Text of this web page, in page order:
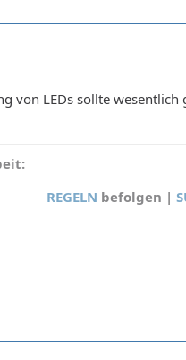
von LEDs sollte
REGELN befolgen |